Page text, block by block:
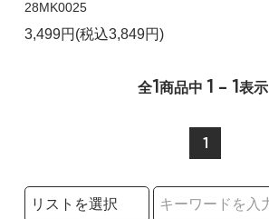
28MK0025
3,499円(税込3,849円)
全1商品中 1 - 1表示
1
検索リストの選択